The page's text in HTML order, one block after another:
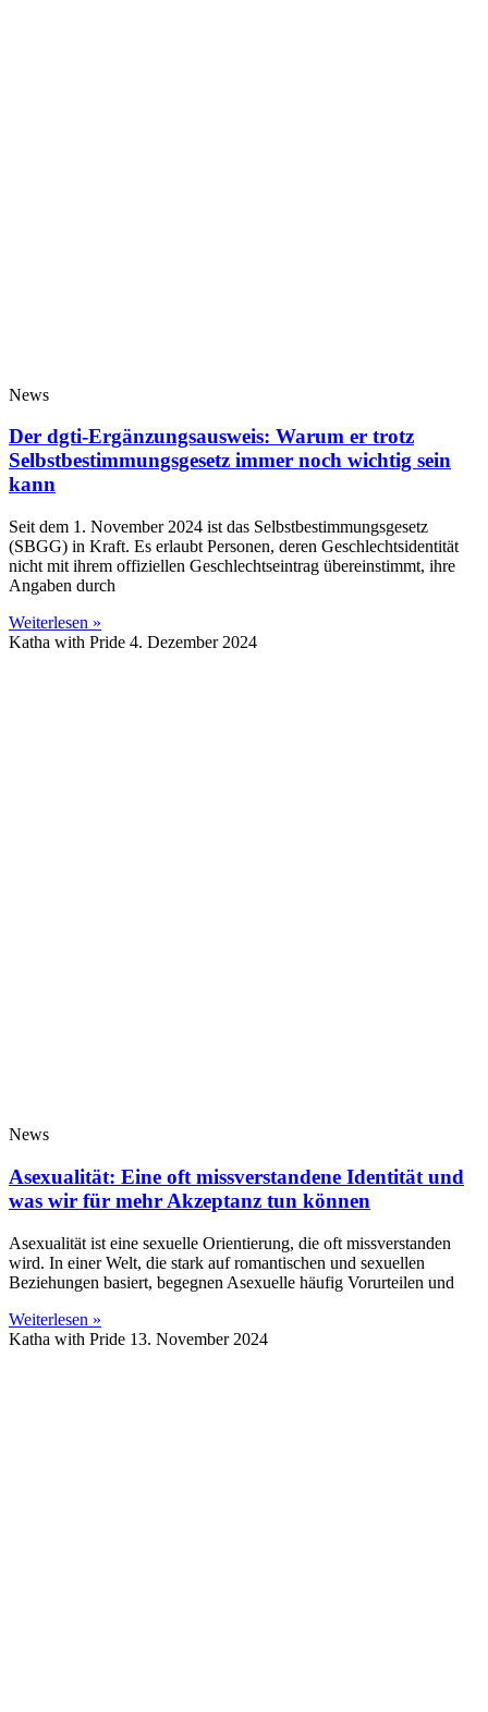
News
Der dgti-Ergänzungsausweis: Warum er trotz
Selbstbestimmungsgesetz immer noch wichtig sein
kann
Seit dem 1. November 2024 ist das Selbstbestimmungsgesetz
(SBGG) in Kraft. Es erlaubt Personen, deren Geschlechtsidentität
nicht mit ihrem offiziellen Geschlechtseintrag übereinstimmt, ihre
Angaben durch
Weiterlesen »
Katha with Pride 4. Dezember 2024
News
Asexualität: Eine oft missverstandene Identität und
was wir für mehr Akzeptanz tun können
Asexualität ist eine sexuelle Orientierung, die oft missverstanden
wird. In einer Welt, die stark auf romantischen und sexuellen
Beziehungen basiert, begegnen Asexuelle häufig Vorurteilen und
Weiterlesen »
Katha with Pride 13. November 2024